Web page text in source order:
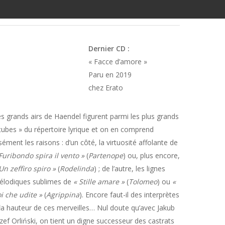
Dernier CD :
« Facce d’amore »
Paru en 2019
chez Erato
grands airs de Haendel figurent parmi les plus grands
» du répertoire lyrique et on en comprend
les raisons : d’un côté, la virtuosité affolante de
spira il vento »(Partenope) ou, plus encore,
zeffiro spiro »(Rodelinda) ; de l’autre, les lignes
sublimes de « Stille amare » (Tolomeo) ou «
che udite »(Agrippina). Encore faut-il des interprètes
hauteur de ces merveilles… Nul doute qu’avec Jakub
Orliński, on tient un digne successeur des castrats